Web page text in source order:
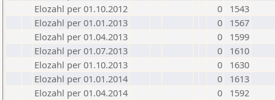
Elozahl per 01.10.2012
0
1543
Elozahl per 01.01.2013
0
1567
Elozahl per 01.04.2013
0
1599
Elozahl per 01.07.2013
0
1610
Elozahl per 01.10.2013
0
1630
Elozahl per 01.01.2014
0
1613
Elozahl per 01.04.2014
0
1592